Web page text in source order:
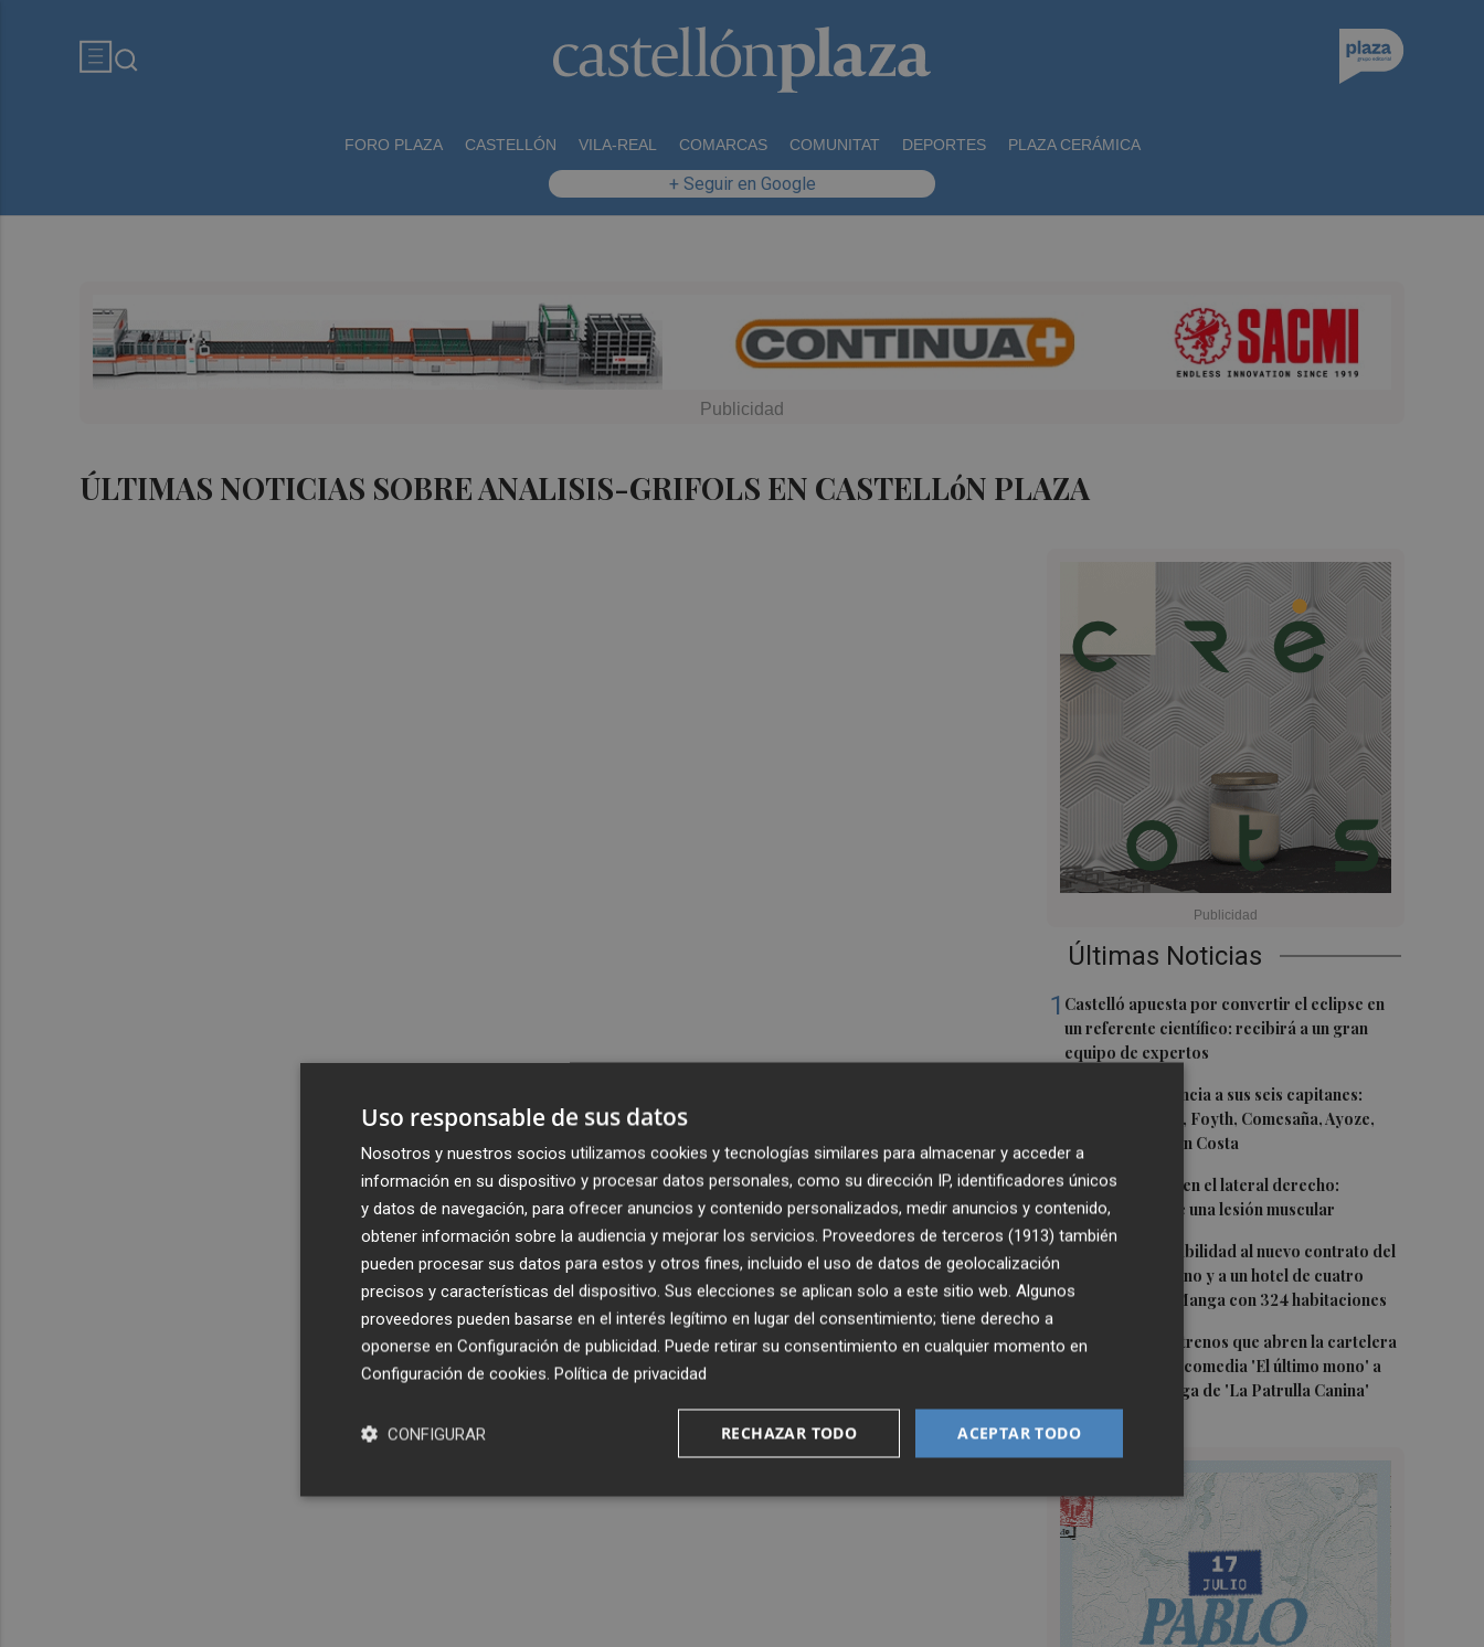
FORO PLAZA CASTELLÓN VILA-REAL COMARCAS COMUNITAT DEPORTES PLAZA CERÁMICA
+ Seguir en Google
ÚLTIMAS NOTICIAS SOBRE ANALISIS-GRIFOLS EN CASTELLóN PLAZA
Últimas Noticias
1 Castelló apuesta por convertir el eclipse en
un referente científico: recibirá a un gran
equipo de expertos
El Villarreal anuncia a sus seis capitanes:
Gerard Moreno, Foyth, Comesaña, Ayoze,
Cardona y Logan Costa
3 Más problemas en el lateral derecho:
Monferrer sufre una lesión muscular
4
San Javier da viabilidad al nuevo contrato del
transporte urbano y a un hotel de cuatro
estrellas en La Manga con 324 habitaciones
5 Estos son los estrenos que abren la cartelera
en agosto: de la comedia 'El último mono' a
una nueva entrega de 'La Patrulla Canina'
Uso responsable de sus datos
Nosotros y nuestros socios utilizamos cookies y tecnologías similares para almacenar y acceder a
información en su dispositivo y procesar datos personales, como su dirección IP, identificadores únicos
y datos de navegación, para ofrecer anuncios y contenido personalizados, medir anuncios y contenido,
obtener información sobre la audiencia y mejorar los servicios. Proveedores de terceros (1913) también
pueden procesar sus datos para estos y otros fines, incluido el uso de datos de geolocalización
precisos y características del dispositivo. Sus elecciones se aplican solo a este sitio web. Algunos
proveedores pueden basarse en el interés legítimo en lugar del consentimiento; tiene derecho a
oponerse en Configuración de publicidad. Puede retirar su consentimiento en cualquier momento en
Configuración de cookies. Política de privacidad
ACEPTAR TODO
RECHAZAR TODO
CONFIGURAR